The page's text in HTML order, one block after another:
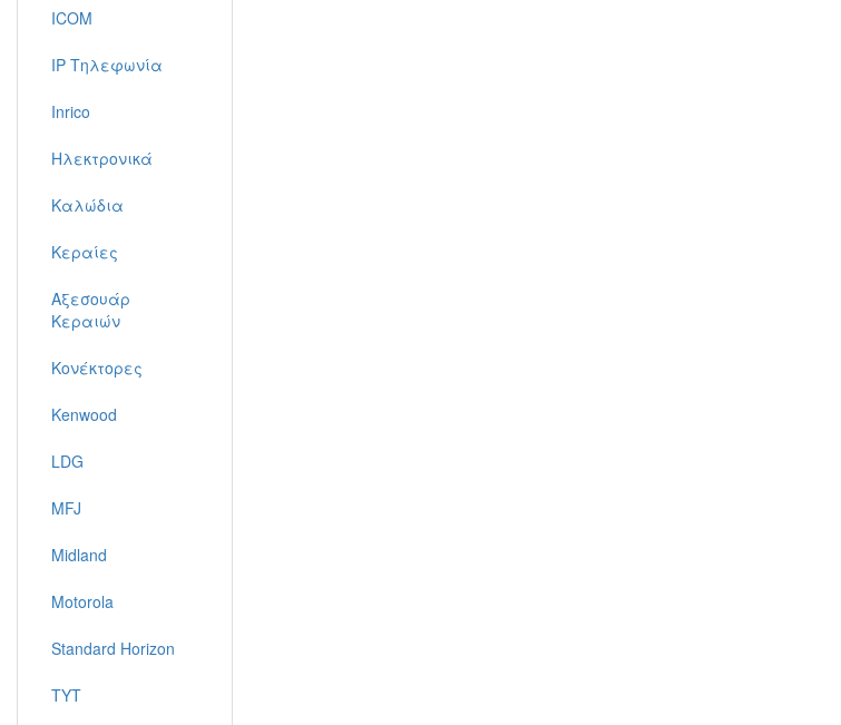
ICOM
IP Τηλεφωνία
Inrico
Ηλεκτρονικά
Καλώδια
Κεραίες
Αξεσουάρ
Κεραιών
Κονέκτορες
Kenwood
LDG
MFJ
Midland
Motorola
Standard Horizon
TYT